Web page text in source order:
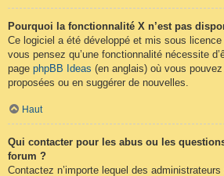
Pourquoi la fonctionnalité X n’est pas
Ce logiciel a été développé et mis sous
vous pensez qu’une fonctionnalité nécessite
page phpBB Ideas (en anglais) où vous
proposées ou en suggérer de nouvelles.
Haut
Qui contacter pour les abus ou les
forum ?
Contactez n’importe lequel des administrateurs